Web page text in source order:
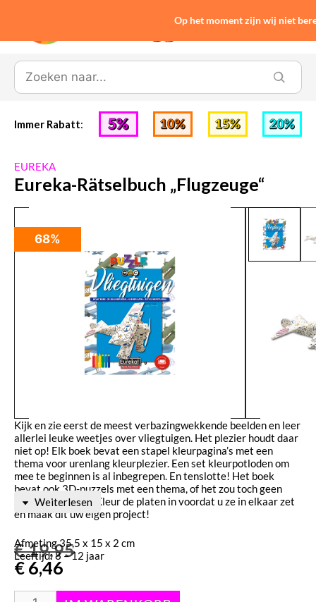
0
Immer Rabatt:
Kijk en zie eerst de meest verbazingwekkende beelden en leer
allerlei leuke weetjes over vliegtuigen. Het plezier houdt daar
niet op! Elk boek bevat een stapel kleurpagina’s met een
thema voor urenlang kleurplezier. Een set kleurpotloden om
mee te beginnen is al inbegrepen. En tenslotte! Het boek
bevat ook 3D-puzzels met een thema, of het zou toch geen
‘puzzelboek’ zijn? Kleur de platen in voordat u ze in elkaar zet
en maak dit uw eigen project!
Afmeting 35,5 x 15 x 2 cm
Leeftijd: 8 – 12 jaar
Weiterlesen
€19,95
€ 6,46
EUREKA
Eureka-Rätselbuch „Flugzeuge“
68%
Op het moment zijn wij niet